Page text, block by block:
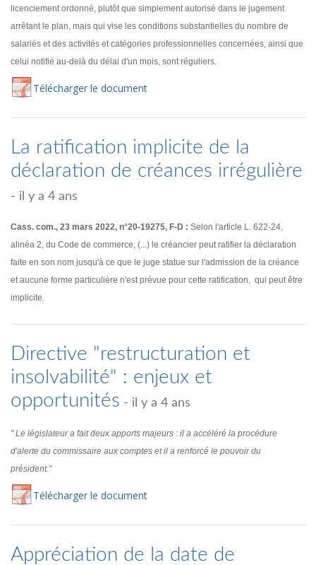
licenciement ordonné, plutôt que simplement autorisé dans le jugement
arrêtant le plan, mais qui vise les conditions substantielles du nombre de
salariés et des activités et catégories professionnelles concernées, ainsi que
celui notifié au-delà du délai d'un mois, sont réguliers.
Télécharger le document
La ratification implicite de la
déclaration de créances irrégulière
- il y a 4 ans
Cass. com., 23 mars 2022, n°20-19275, F-D : Selon l'article L. 622-24,
alinéa 2, du Code de commerce, (...) le créancier peut ratifier la déclaration
faite en son nom jusqu'à ce que le juge statue sur l'admission de la créance
et aucune forme particulière n'est prévue pour cette ratification, qui peut être
implicite.
Directive "restructuration et
insolvabilité" : enjeux et
opportunités - il y a 4 ans
" Le législateur a fait deux apports majeurs : il a accéléré la procédure
d'alerte du commissaire aux comptes et il a renforcé le pouvoir du
président."
Télécharger le document
Appréciation de la date de